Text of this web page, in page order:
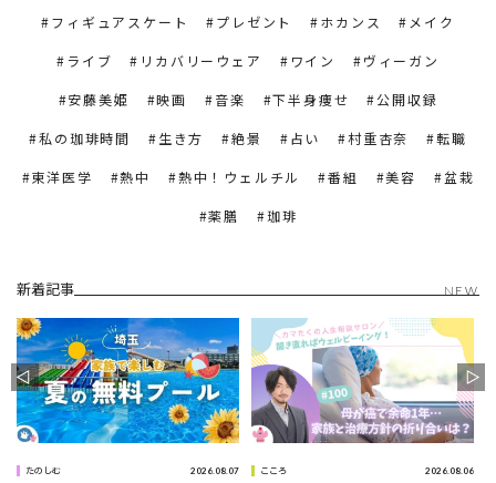
フィギュアスケート プレゼント ホカンス メイク
ライブ リカバリーウェア ワイン ヴィーガン
安藤美姫 映画 音楽 下半身痩せ 公開収録
私の珈琲時間 生き方 絶景 占い 村重杏奈 転職
東洋医学 熱中 熱中！ウェルチル 番組 美容 盆栽
薬膳 珈琲
新着記事 NEW
たのしむ 2026.08.07 こころ 2026.08.06